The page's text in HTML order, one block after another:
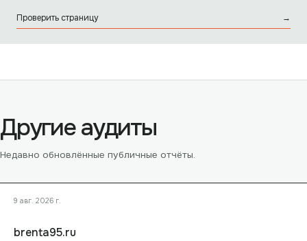
Проверить страницу →
Другие аудиты
Недавно обновлённые публичные отчёты.
9 авг. 2026 г.
brenta95.ru